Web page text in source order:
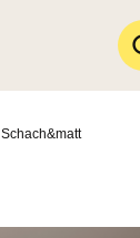
Schach&matt